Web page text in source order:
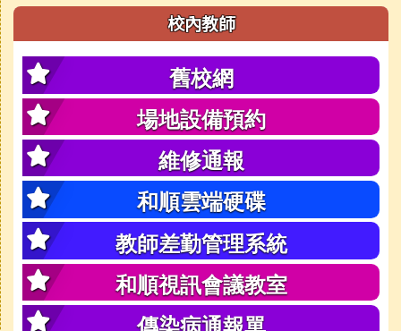
校內教師
舊校網
場地設備預約
維修通報
和順雲端硬碟
教師差勤管理系統
和順視訊會議教室